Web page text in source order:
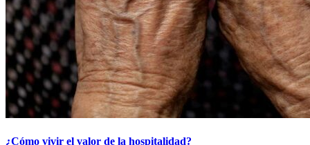
¿Cómo vivir el valor de la hospitalidad?